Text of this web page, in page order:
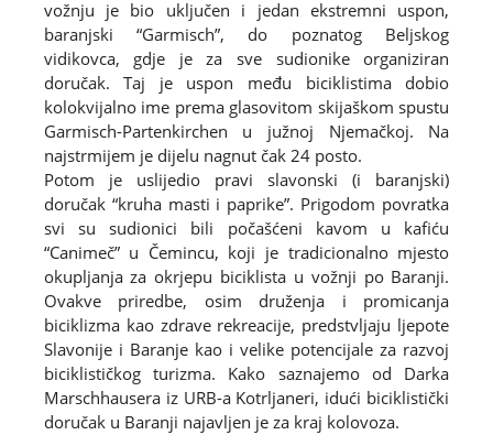
vožnju je bio uključen i jedan ekstremni uspon,
baranjski “Garmisch”, do poznatog Beljskog
vidikovca, gdje je za sve sudionike organiziran
doručak. Taj je uspon među biciklistima dobio
kolokvijalno ime prema glasovitom skijaškom spustu
Garmisch-Partenkirchen u južnoj Njemačkoj. Na
najstrmijem je dijelu nagnut čak 24 posto.
Potom je uslijedio pravi slavonski (i baranjski)
doručak “kruha masti i paprike”. Prigodom povratka
svi su sudionici bili počašćeni kavom u kafiću
“Canimeč” u Čemincu, koji je tradicionalno mjesto
okupljanja za okrjepu biciklista u vožnji po Baranji.
Ovakve priredbe, osim druženja i promicanja
biciklizma kao zdrave rekreacije, predstvljaju ljepote
Slavonije i Baranje kao i velike potencijale za razvoj
biciklističkog turizma. Kako saznajemo od Darka
Marschhausera iz URB-a Kotrljaneri, idući biciklistički
doručak u Baranji najavljen je za kraj kolovoza.